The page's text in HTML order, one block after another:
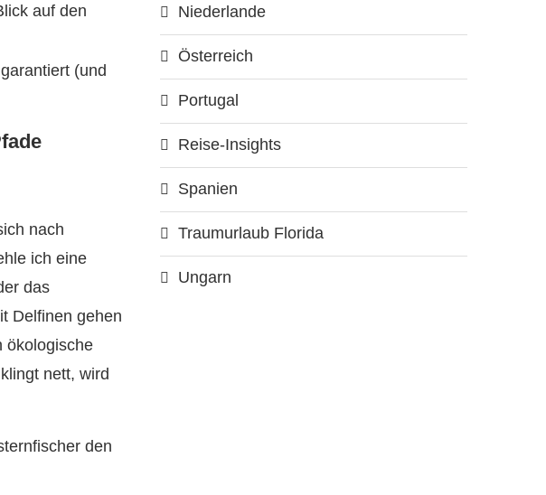
auf den
(und
nach
ich eine
das
Delfinen gehen
ökologische
nett, wird
den
Niederlande
Österreich
Portugal
Reise-Insights
Spanien
Traumurlaub Florida
Ungarn